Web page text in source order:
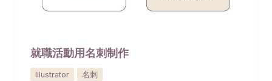
就職活動用名刺制作
Illustrator 名刺